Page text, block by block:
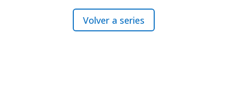
Volver a series